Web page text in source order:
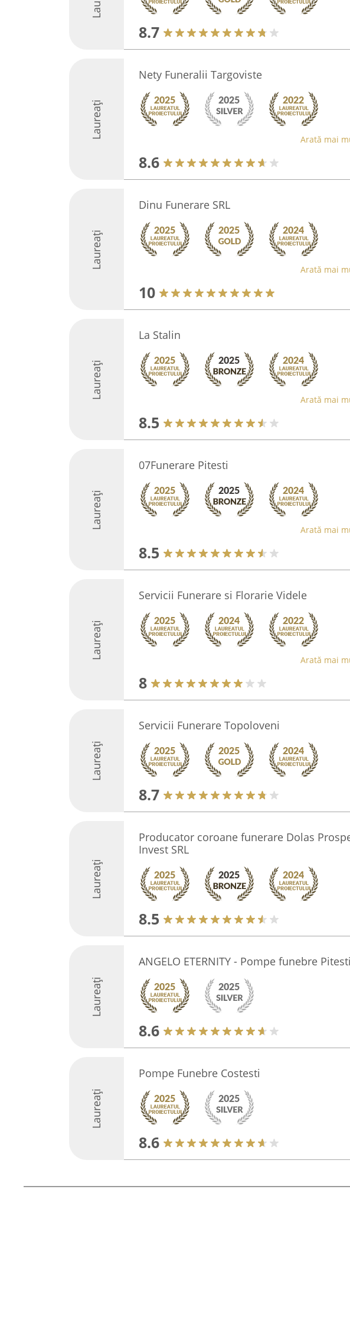
8.7
Laureați
Nety Funeralii Targoviste
Arată mai
8.6
Laureați
Dinu Funerare SRL
Arată mai
10
Laureați
La Stalin
Arată mai
8.5
Laureați
07Funerare Pitesti
Arată mai
8.5
Laureați
Servicii Funerare si Florarie Videle
Arată mai
8
Laureați
Servicii Funerare Topoloveni
8.7
Laureați
Producator coroane funerare Dolas
Invest SRL
8.5
Laureați
ANGELO ETERNITY - Pompe funebre Pitesti
8.6
Laureați
Pompe Funebre Costesti
8.6